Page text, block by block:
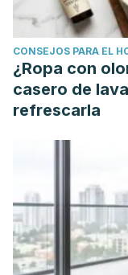
Cutibacterium
Preliminary Study.
665. https://
Pugachevsky, J.
say iodine can
https://
bacteria-acne-
How and when
Health Service.
2023, de https://
CONSEJOS PARA EL
¿Ropa con
casero de
refrescarla